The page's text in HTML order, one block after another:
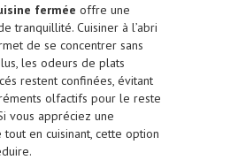
fermée offre une
tranquillité. Cuisiner à l’abri
de se concentrer sans
les odeurs de plats
restent confinées, évitant
olfactifs pour le reste
vous appréciez une
tout en cuisinant, cette option